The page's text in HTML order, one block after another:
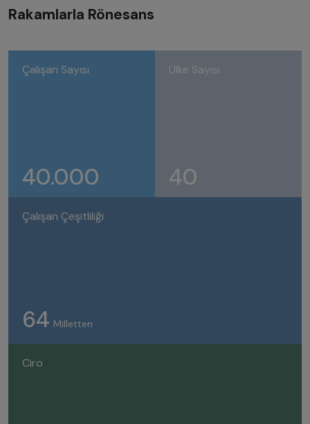
Rakamlarla Rönesans
Çalışan Sayısı
40.000
Ülke Sayısı
40
Çalışan Çeşitliliği
64 Milletten
Ciro